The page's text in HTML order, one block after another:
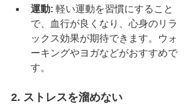
運動: 軽い運動を習慣にすること
で、血行が良くなり、心身のリラ
ックス効果が期待できます。ウォ
ーキングやヨガなどがおすすめで
す。
2. ストレスを溜めない